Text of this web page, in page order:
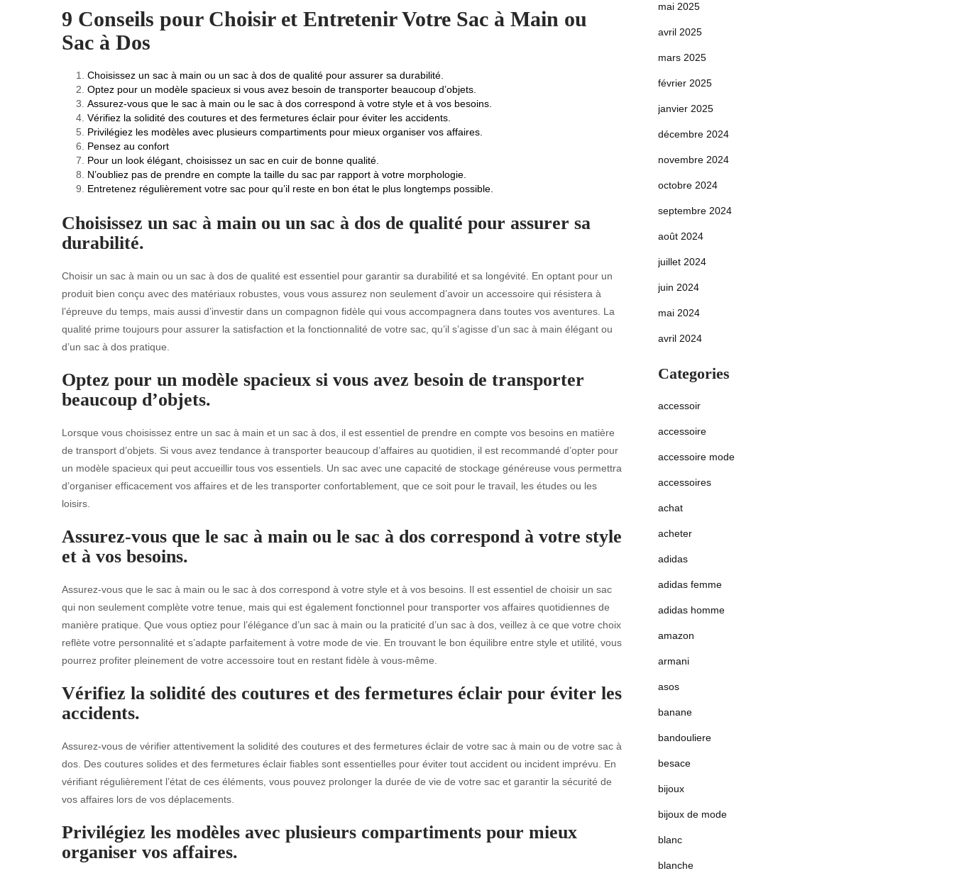
9 Conseils pour Choisir et Entretenir Votre Sac à Main ou
Sac à Dos
Choisissez un sac à main ou un sac à dos de qualité pour assurer sa durabilité.
Optez pour un modèle spacieux si vous avez besoin de transporter beaucoup d’objets.
Assurez-vous que le sac à main ou le sac à dos correspond à votre style et à vos besoins.
Vérifiez la solidité des coutures et des fermetures éclair pour éviter les accidents.
Privilégiez les modèles avec plusieurs compartiments pour mieux organiser vos affaires.
Pensez au confort
Pour un look élégant, choisissez un sac en cuir de bonne qualité.
N’oubliez pas de prendre en compte la taille du sac par rapport à votre morphologie.
Entretenez régulièrement votre sac pour qu’il reste en bon état le plus longtemps possible.
Choisissez un sac à main ou un sac à dos de qualité pour assurer sa
durabilité.
Choisir un sac à main ou un sac à dos de qualité est essentiel pour garantir sa durabilité et sa longévité. En optant pour un
produit bien conçu avec des matériaux robustes, vous vous assurez non seulement d’avoir un accessoire qui résistera à
l’épreuve du temps, mais aussi d’investir dans un compagnon fidèle qui vous accompagnera dans toutes vos aventures. La
qualité prime toujours pour assurer la satisfaction et la fonctionnalité de votre sac, qu’il s’agisse d’un sac à main élégant ou
d’un sac à dos pratique.
Optez pour un modèle spacieux si vous avez besoin de transporter
beaucoup d’objets.
Lorsque vous choisissez entre un sac à main et un sac à dos, il est essentiel de prendre en compte vos besoins en matière
de transport d’objets. Si vous avez tendance à transporter beaucoup d’affaires au quotidien, il est recommandé d’opter pour
un modèle spacieux qui peut accueillir tous vos essentiels. Un sac avec une capacité de stockage généreuse vous permettra
d’organiser efficacement vos affaires et de les transporter confortablement, que ce soit pour le travail, les études ou les
loisirs.
Assurez-vous que le sac à main ou le sac à dos correspond à votre style
et à vos besoins.
Assurez-vous que le sac à main ou le sac à dos correspond à votre style et à vos besoins. Il est essentiel de choisir un sac
qui non seulement complète votre tenue, mais qui est également fonctionnel pour transporter vos affaires quotidiennes de
manière pratique. Que vous optiez pour l’élégance d’un sac à main ou la praticité d’un sac à dos, veillez à ce que votre choix
reflète votre personnalité et s’adapte parfaitement à votre mode de vie. En trouvant le bon équilibre entre style et utilité, vous
pourrez profiter pleinement de votre accessoire tout en restant fidèle à vous-même.
Vérifiez la solidité des coutures et des fermetures éclair pour éviter les
accidents.
Assurez-vous de vérifier attentivement la solidité des coutures et des fermetures éclair de votre sac à main ou de votre sac à
dos. Des coutures solides et des fermetures éclair fiables sont essentielles pour éviter tout accident ou incident imprévu. En
vérifiant régulièrement l’état de ces éléments, vous pouvez prolonger la durée de vie de votre sac et garantir la sécurité de
vos affaires lors de vos déplacements.
Privilégiez les modèles avec plusieurs compartiments pour mieux
organiser vos affaires.
mai 2025
avril 2025
mars 2025
février 2025
janvier 2025
décembre 2024
novembre 2024
octobre 2024
septembre 2024
août 2024
juillet 2024
juin 2024
mai 2024
avril 2024
Categories
accessoir
accessoire
accessoire mode
accessoires
achat
acheter
adidas
adidas femme
adidas homme
amazon
armani
asos
banane
bandouliere
besace
bijoux
bijoux de mode
blanc
blanche